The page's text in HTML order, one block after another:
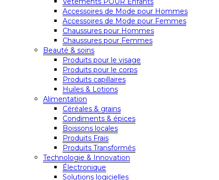
Accessoires de Mode pour Hommes
Accessoires de Mode pour Femmes
Chaussures pour Hommes
Chaussures pour Femmes
Beauté & soins
Produits pour le visage
Produits pour le corps
Produits capillaires
Huiles & Lotions
Alimentation
Céréales & grains
Condiments & épices
Boissons locales
Produits Frais
Produits Transformés
Technologie & Innovation
Électronique
Solutions logicielles